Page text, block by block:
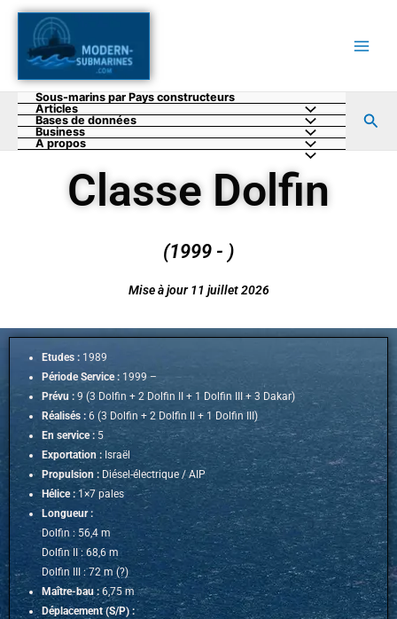
Aller
contenu
Sous-marins par Pays constructeurs
Articles
Bases de données
Business
A propos
Classe Dolfin
(1999 - )
Mise à jour 11 juillet 2026
Etudes : 1989
Période Service : 1999 –
Prévu : 9 (3 Dolfin + 2 Dolfin II + 1 Dolfin III + 3 Dakar)
Réalisés : 6 (3 Dolfin + 2 Dolfin II + 1 Dolfin III)
En service : 5
Exportation : Israël
Propulsion : Diésel-électrique / AIP
Hélice :1×7 pales
Longueur :
Dolfin : 56,4 m
Dolfin II : 68,6 m
Dolfin III : 72 m (?)
Maître-bau :6,75 m
Déplacement (S/P) :